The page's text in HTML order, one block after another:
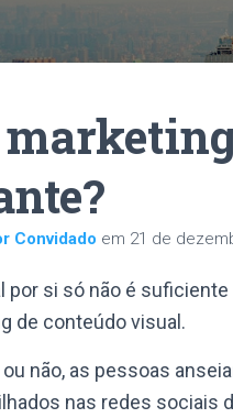
Convidado em 21 de
por si só não é
de conteúdo visual.
não, as pessoas
nas redes sociais